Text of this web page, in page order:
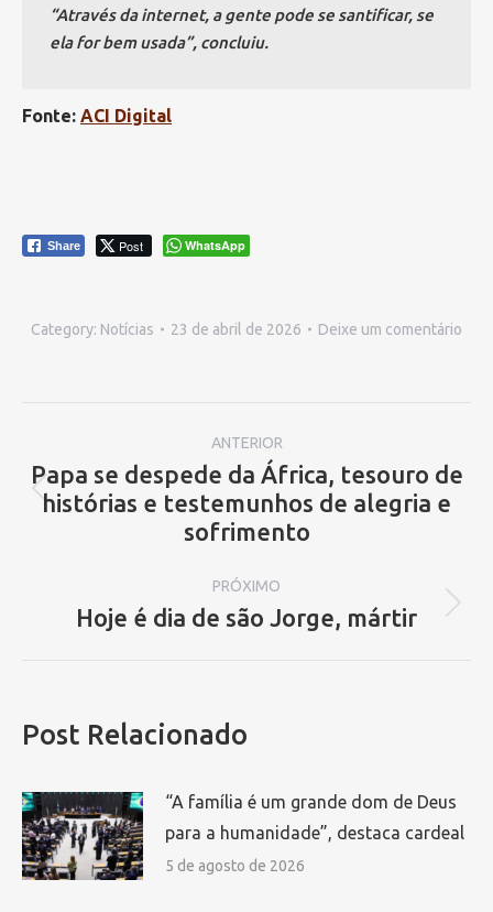
“Através da internet, a gente pode se santificar, se
ela for bem usada”, concluiu.
Fonte: ACI Digital
Share Post WhatsApp
Category: Notícias 23 de abril de 2026 Deixe um comentário
de
post:
ANTERIOR
Post
anterior:
Papa se despede da África, tesouro de
histórias e testemunhos de alegria e
sofrimento
PRÓXIMO
Próximo
Hoje é dia de são Jorge, mártir
Post Relacionado
“A família é um grande dom de Deus
para a humanidade”, destaca cardeal
5 de agosto de 2026